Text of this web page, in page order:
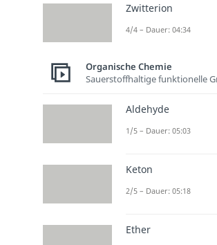
Zwitterion
4/4 – Dauer: 04:34
Organische Chemie
Sauerstoffhaltige funktionelle
Aldehyde
1/5 – Dauer: 05:03
Keton
2/5 – Dauer: 05:18
Ether